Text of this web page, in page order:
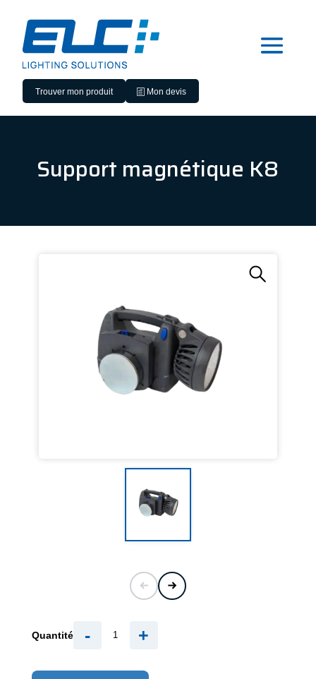
Trouver mon produit Mon devis
Support magnétique K8
Quantité - +